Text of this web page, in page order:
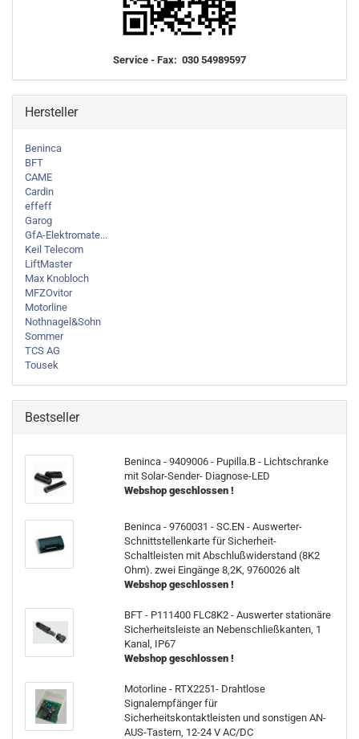
Service - Fax: 030 54989597
Hersteller
Beninca
BFT
CAME
Cardin
effeff
Garog
GfA-Elektromate...
Keil Telecom
LiftMaster
Max Knobloch
MFZOvitor
Motorline
Nothnagel&Sohn
Sommer
TCS AG
Tousek
Bestseller
Beninca - 9409006 - Pupilla.B - Lichtschranke
mit Solar-Sender- Diagnose-LED
Webshop geschlossen !
Beninca - 9760031 - SC.EN - Auswerter-
Schnittstellenkarte für Sicherheit-
Schaltleisten mit Abschlußwiderstand (8K2
Ohm). zwei Eingänge 8,2K, 9760026 alt
Webshop geschlossen !
BFT - P111400 FLC8K2 - Auswerter stationäre
Sicherheitsleiste an Nebenschließkanten, 1
Kanal, IP67
Webshop geschlossen !
Motorline - RTX2251- Drahtlose
Signalempfänger für
Sicherheitskontaktleisten und sonstigen AN-
AUS-Tastern, 12-24 V AC/DC